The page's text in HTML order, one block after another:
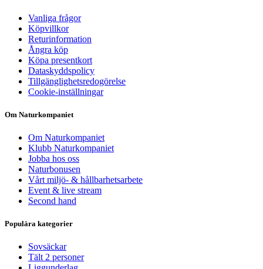
Vanliga frågor
Köpvillkor
Returinformation
Ångra köp
Köpa presentkort
Dataskyddspolicy
Tillgänglighetsredogörelse
Cookie-inställningar
Om Naturkompaniet
Om Naturkompaniet
Klubb Naturkompaniet
Jobba hos oss
Naturbonusen
Vårt miljö- & hållbarhetsarbete
Event & live stream
Second hand
Populära kategorier
Sovsäckar
Tält 2 personer